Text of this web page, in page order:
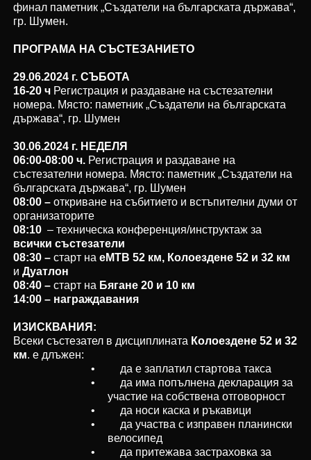
финал паметник „Създатели на българската държава“,
гр. Шумен.
ПРОГРАМА НА СЪСТЕЗАНИЕТО
29.06.2024 г. СЪБОТА
16-20 чРегистрация и раздаване на състезателни
номера. Място: паметник „Създатели на българската
държава“, гр. Шумен
30.06.2024 г. НЕДЕЛЯ
06:00-08:00 ч. Регистрация и раздаване на
състезателни номера. Място: паметник „Създатели на
българската държава“, гр. Шумен
08:00 – откриване на събитието и встъпителни думи от
организаторите
08:10 – техническа конференция/инструктаж за
всички състезатели
08:30 – старт на еМТВ 52 км, Колоездене 52 и 32 км
и Дуатлон
08:40 – старт на Бягане 20 и 10 км
14:00 – награждавания
ИЗИСКВАНИЯ:
Всеки състезател в дисциплината Колоездене 52 и 32
км. е длъжен:
• да е заплатил стартова такса
• да има попълнена декларация за
участие на собствена отговорност
• да носи каска и ръкавици
• да участва с изправен планински
велосипед
• да притежава застраховка за